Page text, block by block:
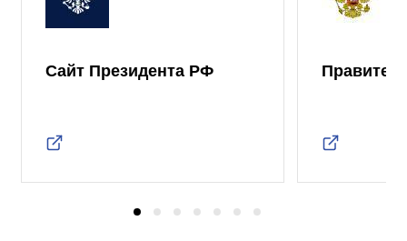
Сайт Президента РФ